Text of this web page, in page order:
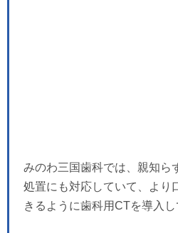
みのわ三国歯科では、親知ら
処置にも対応していて、より
きるように歯科用CTを導入し